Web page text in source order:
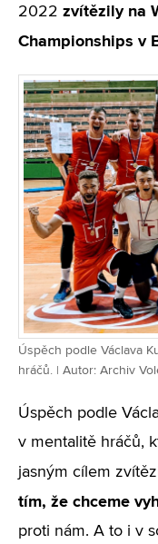
2022 zvítězily na
Championships v
Úspěch podle Václava
hráčů. | Autor: Archiv
Úspěch podle
v mentalitě hráčů,
jasným cílem
tím, že chceme
proti nám. A to i v